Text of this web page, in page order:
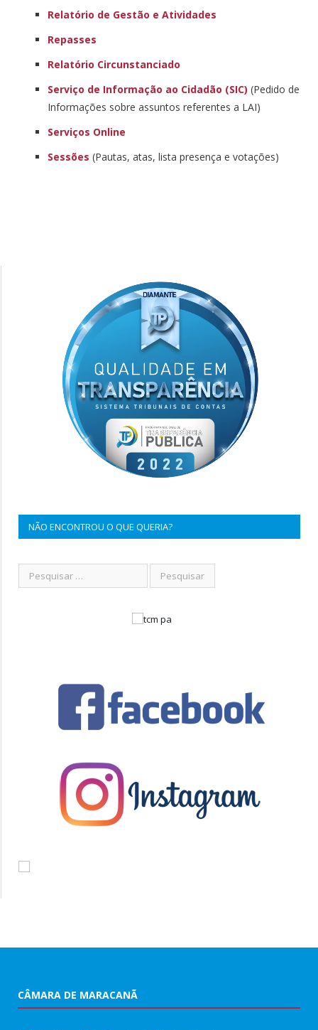
Relatório de Gestão e Atividades
Repasses
Relatório Circunstanciado
Serviço de Informação ao Cidadão (SIC) (Pedido de
Informações sobre assuntos referentes a LAI)
Serviços Online
Sessões (Pautas, atas, lista presença e votações)
NÃO ENCONTROU O QUE QUERIA?
CÂMARA DE MARACANÃ